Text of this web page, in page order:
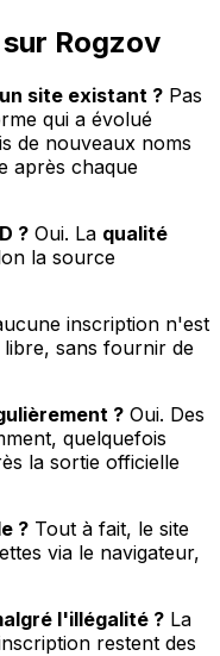
Rogzov
site existant ? Pas
qui a évolué
de nouveaux noms
après chaque
? Oui. La qualité
la source
inscription n'est
sans fournir de
? Oui. Des
quelquefois
la sortie officielle
? Tout à fait, le site
via le navigateur,
l'illégalité ? La
restent des